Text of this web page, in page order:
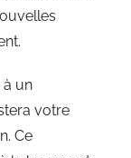
à un
votre
Ce